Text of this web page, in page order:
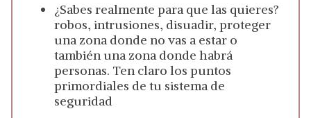
¿Sabes realmente para que las quieres?
robos, intrusiones, disuadir, proteger
una zona donde no vas a estar o
también una zona donde habrá
personas. Ten claro los puntos
primordiales de tu sistema de
seguridad